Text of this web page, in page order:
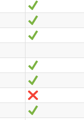
Oui
Oui
Oui
Non